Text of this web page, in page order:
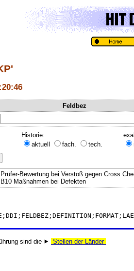
Feldbez
Historie:
aktuell
fach. tech.
Prüfer-Bewertung bei Verstoß gegen Cross
B10 Maßnahmen bei Defekten
sind die ⯈
Stellen der Länder